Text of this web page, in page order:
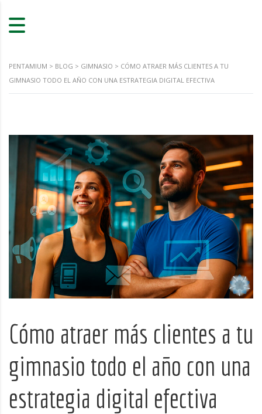
PENTAMIUM > BLOG > GIMNASIO > CÓMO ATRAER MÁS CLIENTES A TU
GIMNASIO TODO EL AÑO CON UNA ESTRATEGIA DIGITAL EFECTIVA
Cómo atraer más clientes a tu
gimnasio todo el año con una
estrategia digital efectiva